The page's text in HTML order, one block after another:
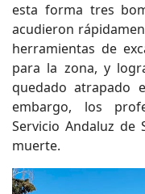
esta forma tres
acudieron
herramientas de
para la zona, y
quedado atrapado
embargo, los
Servicio Andaluz
muerte.